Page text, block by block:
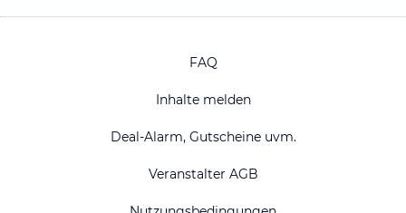
FAQ
Inhalte melden
Deal-Alarm, Gutscheine uvm.
Veranstalter AGB